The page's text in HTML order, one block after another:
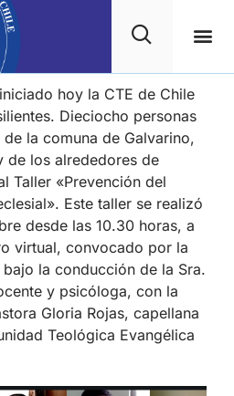
hoy la CTE de Chile
Dieciocho personas
la comuna de Galvarino,
de los alrededores de
Taller «Prevención del
Este taller se realizó
desde las 10.30 horas, a
virtual, convocado por la
bajo la conducción de la Sra.
y psicóloga, con la
Gloria Rojas, capellana
Teológica Evangélica